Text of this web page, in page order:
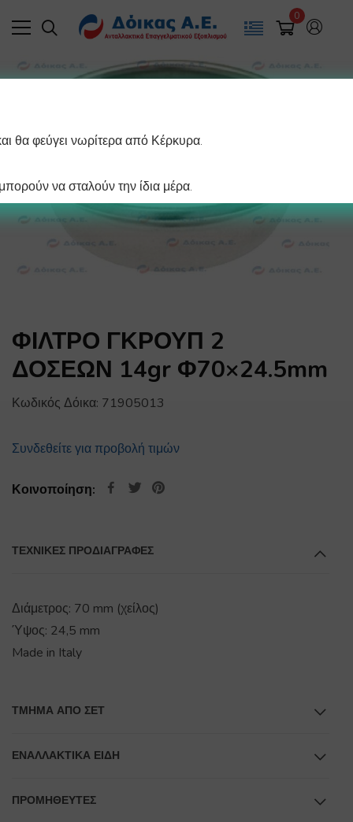
0
ΦΙΛΤΡΟ ΓΚΡΟΥΠ 2
ΔΟΣΕΩΝ 14gr Φ70×24.5mm
Κωδικός Δόικα: 71905013
Συνδεθείτε για προβολή τιμών
Κοινοποίηση:
ΤΕΧΝΙΚΕΣ ΠΡΟΔΙΑΓΡΑΦΕΣ
Διάμετρος: 70 mm (χείλος)
Ύψος: 24,5 mm
Made in Italy
ΤΜΉΜΑ ΑΠΌ ΣΕΤ
ΕΝΑΛΛΑΚΤΙΚΆ ΕΊΔΗ
ΠΡΟΜΗΘΕΥΤΕΣ
θα φεύγει νωρίτερα από Κέρκυρα.
να σταλούν την ίδια μέρα.